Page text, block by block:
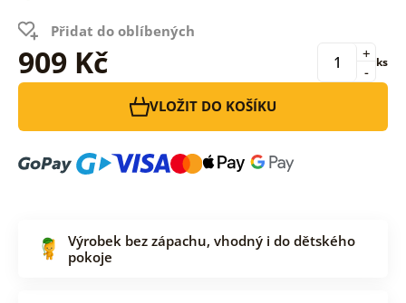
Přidat do oblíbených
909 Kč -
+ ks
VLOŽIT DO KOŠÍKU
Výrobek bez zápachu, vhodný i do dětského
pokoje